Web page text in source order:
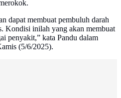
dapat membuat pembuluh darah
Kondisi inilah yang akan membuat
penyakit,” kata Pandu dalam
(5/6/2025).